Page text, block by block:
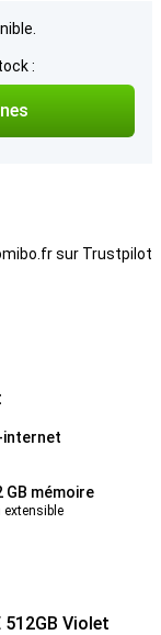
:
sur Trustpilot
internet
GB mémoire
extensible
Violet